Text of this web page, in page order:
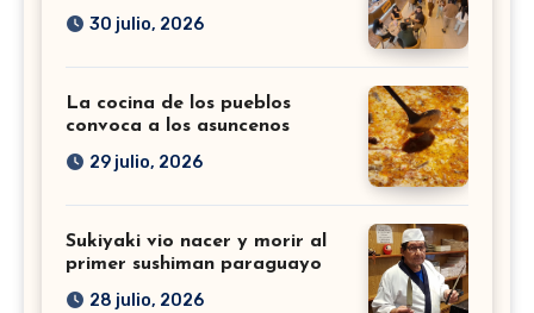
30 julio, 2026
La cocina de los pueblos
convoca a los asuncenos
29 julio, 2026
Sukiyaki vio nacer y morir al
primer sushiman paraguayo
28 julio, 2026